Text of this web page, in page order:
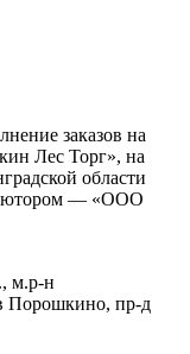
заказов на
Лес Торг», на
области
— «ООО
м.р-н
Порошкино, пр-д